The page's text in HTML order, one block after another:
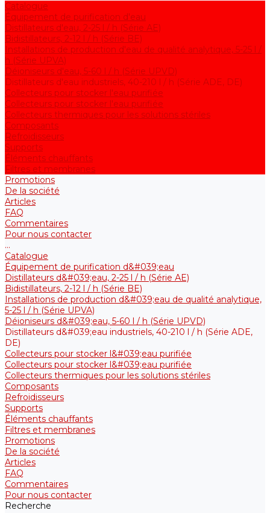
Catalogue
Équipement de purification d'eau
Distillateurs d'eau, 2-25 l / h (Série АE)
Bidistillateurs, 2-12 l / h (Série BE)
Installations de production d'eau de qualité analytique, 5-25 l /
h (Série UPVA)
Déioniseurs d'eau, 5-60 l / h (Série UPVD)
Distillateurs d'eau industriels, 40-210 l / h (Série ADE, DE)
Collecteurs pour stocker l'eau purifiée
Collecteurs pour stocker l'eau purifiée
Collecteurs thermiques pour les solutions stériles
Composants
Refroidisseurs
Supports
Éléments chauffants
Filtres et membranes
Promotions
De la société
Articles
FAQ
Commentaires
Pour nous contacter
...
Catalogue
Équipement de purification d&#039;eau
Distillateurs d&#039;eau, 2-25 l / h (Série АE)
Bidistillateurs, 2-12 l / h (Série BE)
Installations de production d&#039;eau de qualité analytique,
5-25 l / h (Série UPVA)
Déioniseurs d&#039;eau, 5-60 l / h (Série UPVD)
Distillateurs d&#039;eau industriels, 40-210 l / h (Série ADE,
DE)
Collecteurs pour stocker l&#039;eau purifiée
Collecteurs pour stocker l&#039;eau purifiée
Collecteurs thermiques pour les solutions stériles
Composants
Refroidisseurs
Supports
Éléments chauffants
Filtres et membranes
Promotions
De la société
Articles
FAQ
Commentaires
Pour nous contacter
Recherche